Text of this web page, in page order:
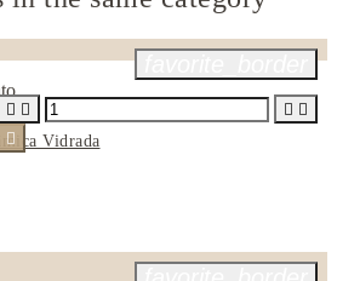
Vidrada
   
